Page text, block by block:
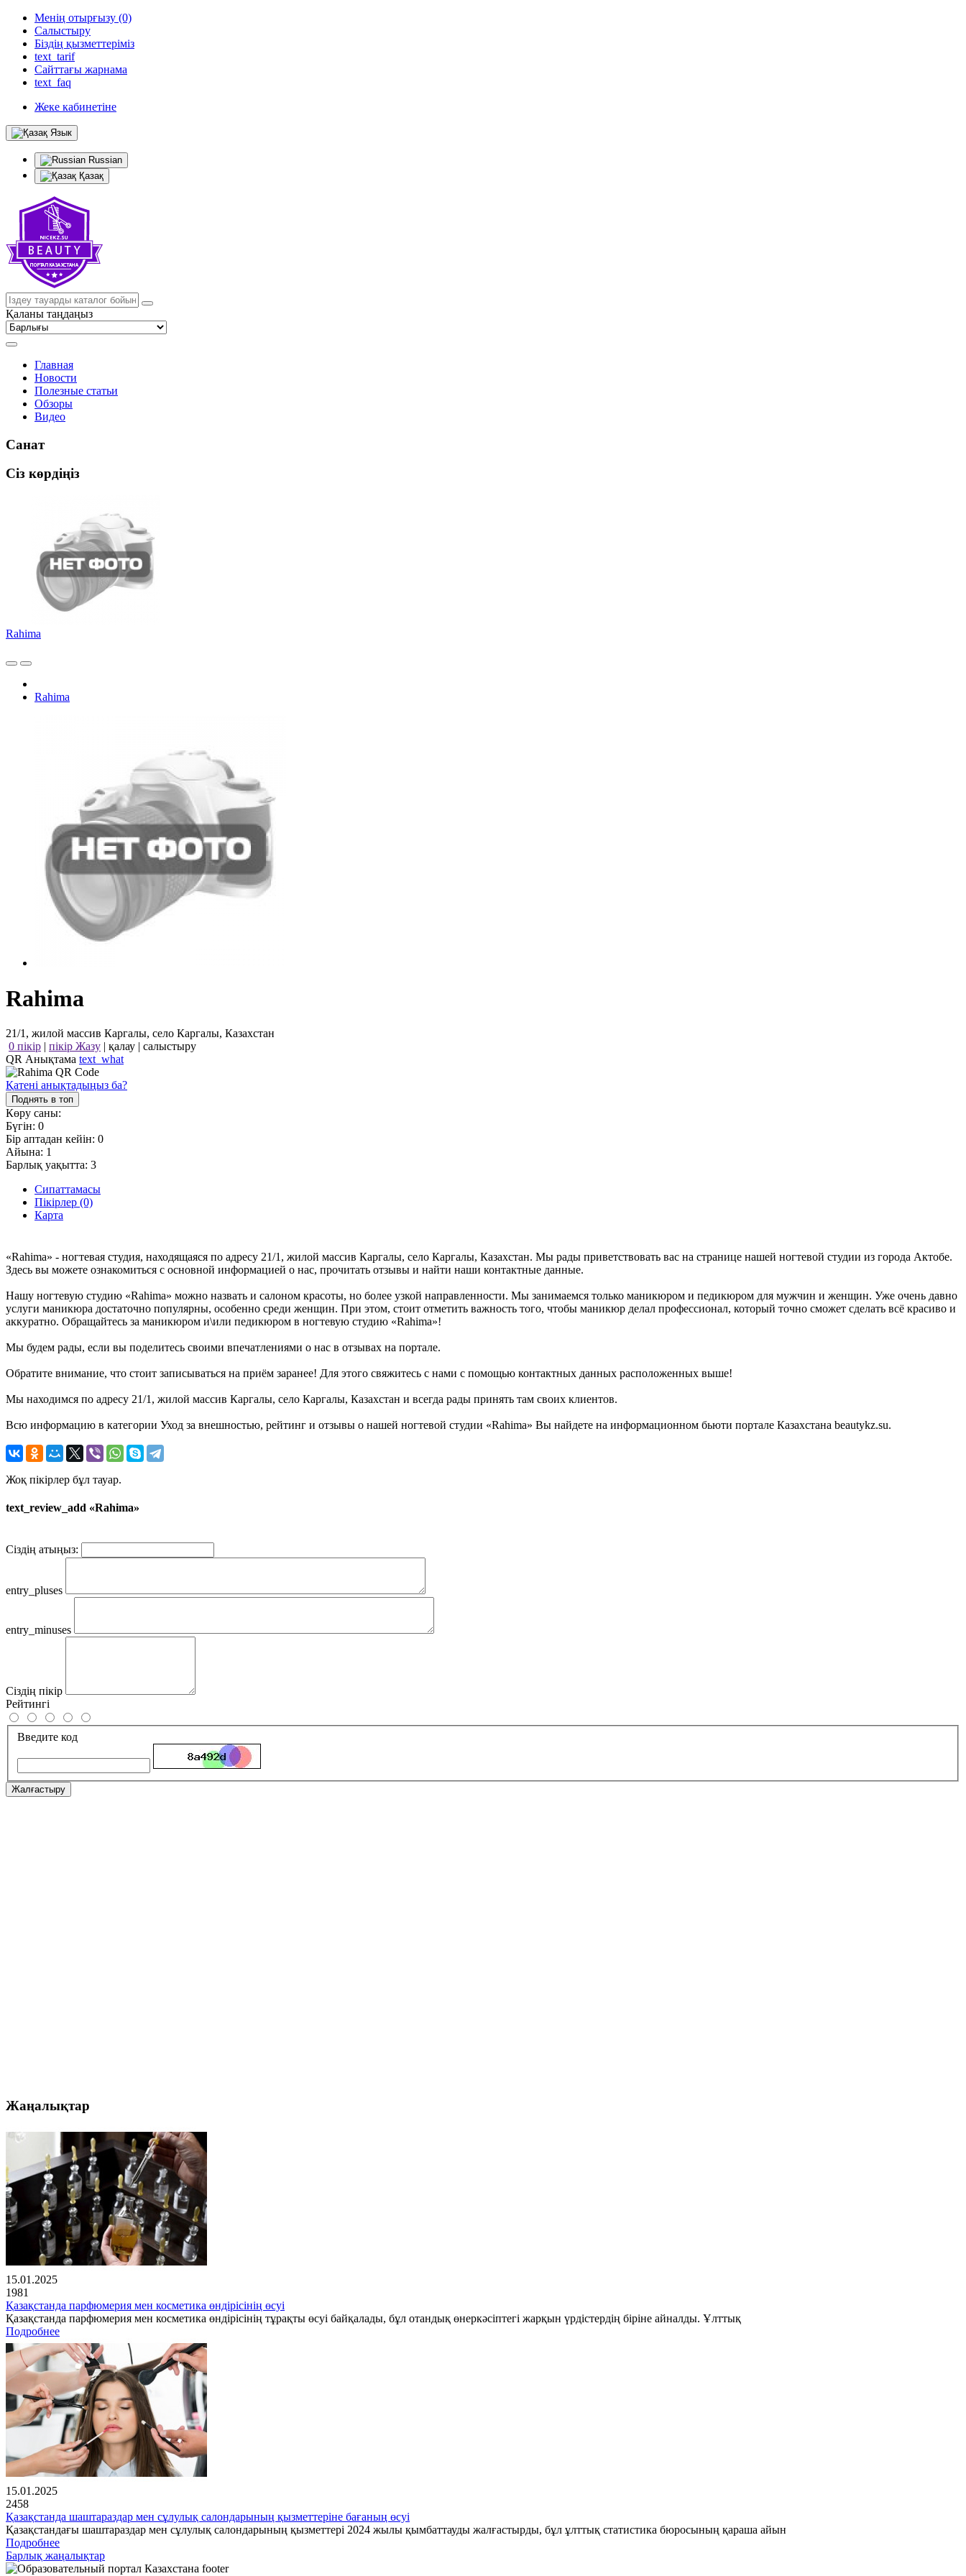
Менің отырғызу (0)
Салыстыру
Біздің қызметтеріміз
text_tarif
Сайттағы жарнама
text_faq
Жеке кабинетіне
Язык
Russian
Қазақ
Қаланы таңдаңыз
Главная
Новости
Полезные статьи
Обзоры
Видео
Санат
Сіз көрдіңіз
Rahima
Rahima
Rahima
21/1, жилой массив Каргалы, село Каргалы, Казахстан
0 пікір | пікір Жазу | қалау | салыстыру
QR Анықтама text_what
Қатені анықтадыңыз ба?
Поднять в топ
Көру саны:
Бүгін: 0
Бір аптадан кейін: 0
Айына: 1
Барлық уақытта: 3
Сипаттамасы
Пікірлер (0)
Карта
«Rahima» - ногтевая студия, находящаяся по адресу 21/1, жилой массив Каргалы, село Каргалы, Казахстан. Мы рады приветствовать вас на странице нашей ногтевой студии из города Актобе.
Здесь вы можете ознакомиться с основной информацией о нас, прочитать отзывы и найти наши контактные данные.
Нашу ногтевую студию «Rahima» можно назвать и салоном красоты, но более узкой направленности. Мы занимаемся только маникюром и педикюром для мужчин и женщин. Уже очень давно
услуги маникюра достаточно популярны, особенно среди женщин. При этом, стоит отметить важность того, чтобы маникюр делал профессионал, который точно сможет сделать всё красиво и
аккуратно. Обращайтесь за маникюром и\или педикюром в ногтевую студию «Rahima»!
Мы будем рады, если вы поделитесь своими впечатлениями о нас в отзывах на портале.
Обратите внимание, что стоит записываться на приём заранее! Для этого свяжитесь с нами с помощью контактных данных расположенных выше!
Мы находимся по адресу 21/1, жилой массив Каргалы, село Каргалы, Казахстан и всегда рады принять там своих клиентов.
Всю информацию в категории Уход за внешностью, рейтинг и отзывы о нашей ногтевой студии «Rahima» Вы найдете на информационном бьюти портале Казахстана beautykz.su.
Жоқ пікірлер бұл тауар.
text_review_add «Rahima»
Сіздің атыңыз:
entry_pluses
entry_minuses
Сіздің пікір
Рейтингі
Введите код
Жалғастыру
Жаңалықтар
15.01.2025
1981
Қазақстанда парфюмерия мен косметика өндірісінің өсуі
Қазақстанда парфюмерия мен косметика өндірісінің тұрақты өсуі байқалады, бұл отандық өнеркәсіптегі жарқын үрдістердің біріне айналды. Ұлттық
Подробнее
15.01.2025
2458
Қазақстанда шаштараздар мен сұлулық салондарының қызметтеріне бағаның өсуі
Қазақстандағы шаштараздар мен сұлулық салондарының қызметтері 2024 жылы қымбаттауды жалғастырды, бұл ұлттық статистика бюросының қараша айын
Подробнее
Барлық жаңалықтар